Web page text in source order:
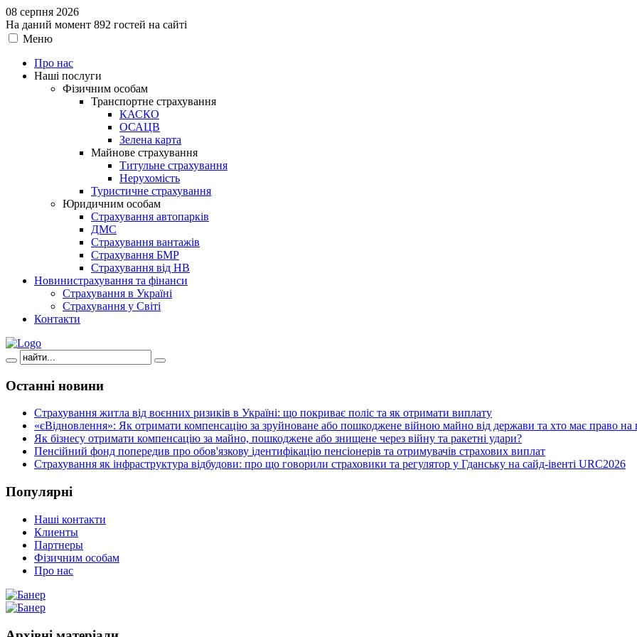
08 серпня 2026
На даний момент 892 гостей на сайті
Меню
Про нас
Наші послуги
Фізичним особам
Транспортне страхування
КАСКО
ОСАЦВ
Зелена карта
Майнове страхування
Титульне страхування
Нерухомість
Туристичне страхування
Юридичним особам
Страхування автопарків
ДМС
Страхування вантажів
Страхування БМР
Страхування від НВ
Новинистрахування та фінанси
Страхування в Україні
Страхування у Світі
Контакти
Останні новини
Страхування житла від воєнних ризиків в Україні: що покриває поліс та як отримати виплату
«єВідновлення»: Як отримати компенсацію за зруйноване або пошкоджене війною майно від держави та хто має право на
Як бізнесу отримати компенсацію за майно, пошкоджене або знищене через війну та ракетні удари?
Пенсійний фонд попередив про обов'язкову ідентифікацію пенсіонерів та отримувачів страхових виплат
Страхування як інфраструктура відбудови: про що говорили страховики та регулятор у Гданську на сайд-івенті URC2026
Популярні
Наші контакти
Клиенты
Партнеры
Фізичним особам
Про нас